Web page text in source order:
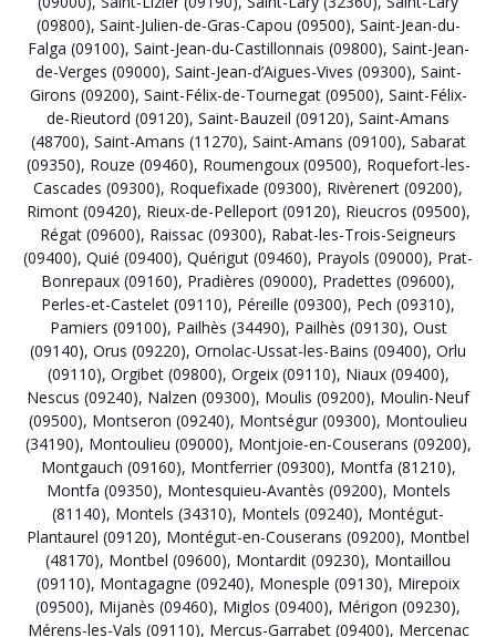
(09800), Saint-Julien-de-Gras-Capou (09500), Saint-Jean-du-
Falga (09100), Saint-Jean-du-Castillonnais (09800), Saint-Jean-
de-Verges (09000), Saint-Jean-d’Aigues-Vives (09300), Saint-
Girons (09200), Saint-Félix-de-Tournegat (09500), Saint-Félix-
de-Rieutord (09120), Saint-Bauzeil (09120), Saint-Amans
(48700), Saint-Amans (11270), Saint-Amans (09100), Sabarat
(09350), Rouze (09460), Roumengoux (09500), Roquefort-les-
Cascades (09300), Roquefixade (09300), Rivèrenert (09200),
Rimont (09420), Rieux-de-Pelleport (09120), Rieucros (09500),
Régat (09600), Raissac (09300), Rabat-les-Trois-Seigneurs
(09400), Quié (09400), Quérigut (09460), Prayols (09000), Prat-
Bonrepaux (09160), Pradières (09000), Pradettes (09600),
Perles-et-Castelet (09110), Péreille (09300), Pech (09310),
Pamiers (09100), Pailhès (34490), Pailhès (09130), Oust
(09140), Orus (09220), Ornolac-Ussat-les-Bains (09400), Orlu
(09110), Orgibet (09800), Orgeix (09110), Niaux (09400),
Nescus (09240), Nalzen (09300), Moulis (09200), Moulin-Neuf
(09500), Montseron (09240), Montségur (09300), Montoulieu
(34190), Montoulieu (09000), Montjoie-en-Couserans (09200),
Montgauch (09160), Montferrier (09300), Montfa (81210),
Montfa (09350), Montesquieu-Avantès (09200), Montels
(81140), Montels (34310), Montels (09240), Montégut-
Plantaurel (09120), Montégut-en-Couserans (09200), Montbel
(48170), Montbel (09600), Montardit (09230), Montaillou
(09110), Montagagne (09240), Monesple (09130), Mirepoix
(09500), Mijanès (09460), Miglos (09400), Mérigon (09230),
Mérens-les-Vals (09110), Mercus-Garrabet (09400), Mercenac